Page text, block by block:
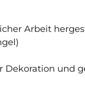
Arbeit
Dekoration und